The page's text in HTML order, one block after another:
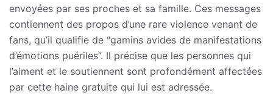
envoyées par ses proches et sa famille. Ces messages
contiennent des propos d’une rare violence venant de
fans, qu’il qualifie de “gamins avides de manifestations
d’émotions puériles”. Il précise que les personnes qui
l’aiment et le soutiennent sont profondément affectées
par cette haine gratuite qui lui est adressée.